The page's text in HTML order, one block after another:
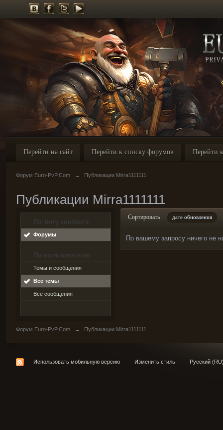
Перейти на сайт Перейти к списку форумов Перейти
Форум Euro-PvP.Com → Публикации Mirra1111111
Публикации Mirra1111111
По типу контента
Форумы
По пользователю
Темы и сообщения
Все темы
Все сообщения
Сортировать дате обновления
По вашему запросу ничего не
Форум Euro-PvP.Com → Публикации Mirra1111111
Использовать мобильную версию Изменить стиль Русский